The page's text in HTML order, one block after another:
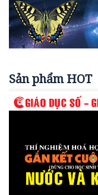
Sản phẩm HOT